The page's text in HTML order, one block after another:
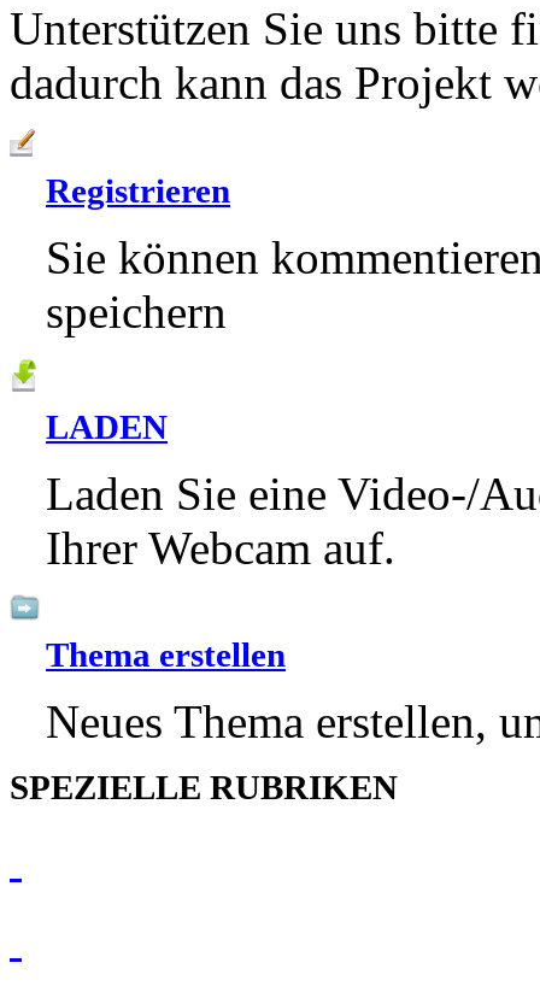
Unterstützen Sie uns bitte
dadurch kann das Projekt
Registrieren
Sie können
speichern
LADEN
Laden Sie eine Video-/
Ihrer Webcam auf.
Thema erstellen
Neues Thema erstellen,
SPEZIELLE RUBRIKEN